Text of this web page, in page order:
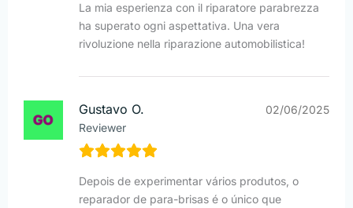
La mia esperienza con il riparatore parabrezza
ha superato ogni aspettativa. Una vera
rivoluzione nella riparazione automobilistica!
Gustavo O.
Reviewer
02/06/2025
Depois de experimentar vários produtos, o
reparador de para-brisas é o único que